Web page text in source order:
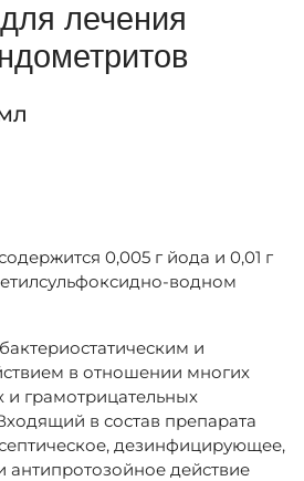
лечения
0,005 г йода и 0,01 г
водном
и
в отношении многих
грамотрицательных
в состав препарата
дезинфицирующее,
антипротозойное действие